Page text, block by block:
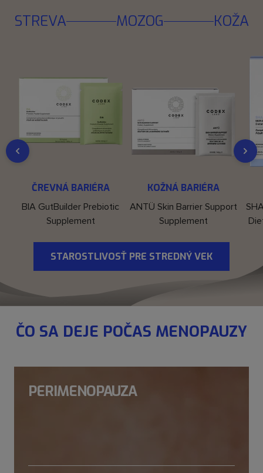
STREVA MOZOG KOŽA
ČREVNÁ BARIÉRA
BIA GutBuilder Prebiotic
Supplement
DO KOŠÍKA
KOŽNÁ BARIÉRA
ANTÜ Skin Barrier Support
Supplement
DO KOŠÍKA
STAROSTLIVOSŤ PRE STREDNÝ VEK
ČO SA DEJE POČAS MENOPAUZY
PERIMENOPAUZA